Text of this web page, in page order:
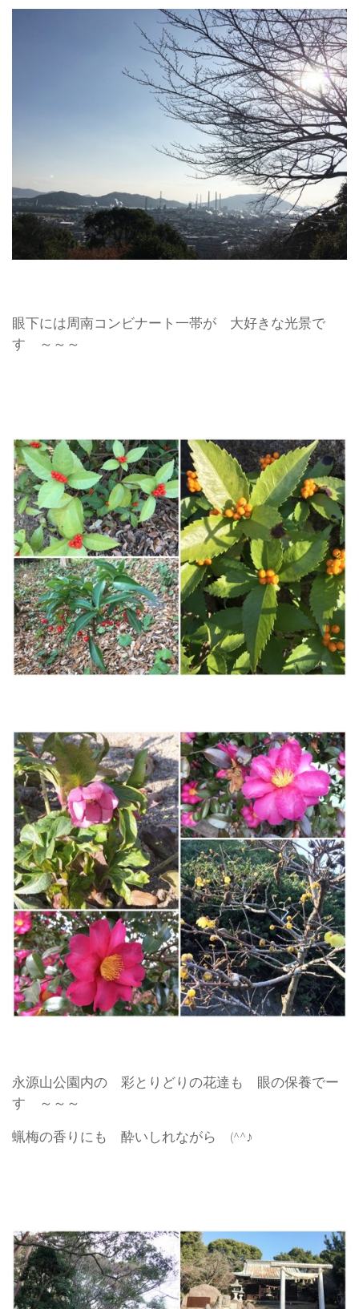
眼下には周南コンビナート一帯が 大好きな光景で
す ～～～
永源山公園内の 彩とりどりの花達も 眼の保養でー
す ～～～
蝋梅の香りにも 酔いしれながら (^^♪